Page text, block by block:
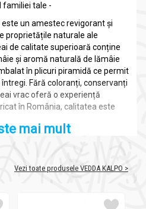
familiei tale -
este un amestec revigorant și
proprietățile naturale ale
de calitate superioară conține
și aromă naturală de lămâie
în plicuri piramidă ce permit
Fără coloranți, conservanți
vrac oferă o experiență
în România, calitatea este
obținute prin amestecarea
cu apă fierbinte, o tradiție
lor pentru sănătate, cât
asupra sistemului imunitar,
mai mult
Vezi toate produsele VEDDA KALPO >